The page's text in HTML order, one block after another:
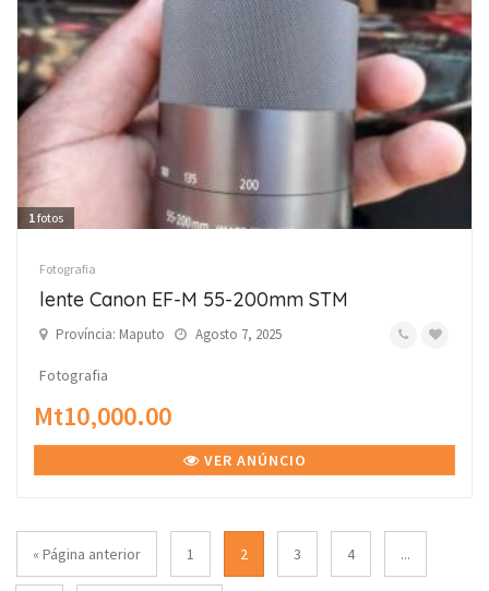
1fotos
Fotografia
lente Canon EF-M 55-200mm STM
Província: Maputo Agosto 7, 2025
Fotografia
Mt10,000.00
VER ANÚNCIO
« Página anterior 1 2 3 4 ...